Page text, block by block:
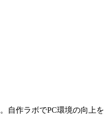
。 自作ラボでPC環境の向上を